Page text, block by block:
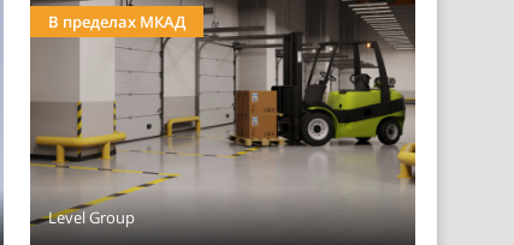
Level Group
В пределах МКАД